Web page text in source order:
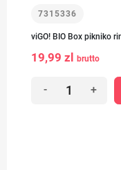
7315336
viGO! BIO Box pikniko
19,99 zl brutto
- +